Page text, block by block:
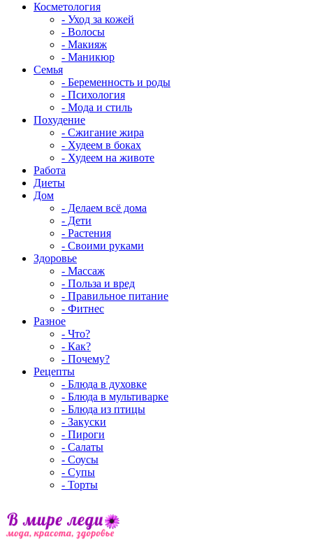
Косметология
- Уход за кожей
- Волосы
- Макияж
- Маникюр
Семья
- Беременность и роды
- Психология
- Мода и стиль
Похудение
- Сжигание жира
- Худеем в боках
- Худеем на животе
Работа
Диеты
Дом
- Делаем всё дома
- Дети
- Растения
- Своими руками
Здоровье
- Массаж
- Польза и вред
- Правильное питание
- Фитнес
Разное
- Что?
- Как?
- Почему?
Рецепты
- Блюда в духовке
- Блюда в мультиварке
- Блюда из птицы
- Закуски
- Пироги
- Салаты
- Соусы
- Супы
- Торты